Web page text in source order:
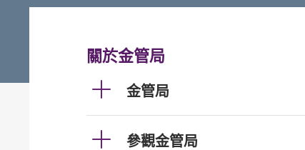
關於金管局
金管局
參觀金管局